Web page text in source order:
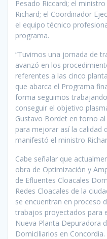
Pesado Riccardi; el
Richard; el Coordinador
el equipo técnico
programa.
“Tuvimos una jornada de
avanzó en los
referentes a las cinco
que abarca el Programa
forma seguimos
conseguir el objetivo
Gustavo Bordet en torno
para mejorar así la calidad
manifestó el ministro
Cabe señalar que
obra de Optimización y
de Efluentes Cloacales
Redes Cloacales de la
se encuentran en proceso
trabajos proyectados para
Nueva Planta Depuradora
Domiciliarios en Concordia.